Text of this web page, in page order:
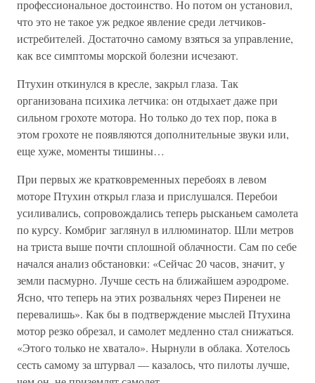
профессиональное достоинство. Но потом он установил,
что это не такое уж редкое явление среди летчиков-
истребителей. Достаточно самому взяться за управление,
как все симптомы морской болезни исчезают.
Птухин откинулся в кресле, закрыл глаза. Так
организована психика летчика: он отдыхает даже при
сильном грохоте мотора. Но только до тех пор, пока в
этом грохоте не появляются дополнительные звуки или,
еще хуже, моменты тишины…
При первых же кратковременных перебоях в левом
моторе Птухин открыл глаза и прислушался. Перебои
усиливались, сопровождались теперь рысканьем самолета
по курсу. Комбриг заглянул в иллюминатор. Шли метров
на триста выше почти сплошной облачности. Сам по себе
начался анализ обстановки: «Сейчас 20 часов, значит, у
земли пасмурно. Лучше сесть на ближайшем аэродроме.
Ясно, что теперь на этих розвальнях через Пиренеи не
перевалишь». Как бы в подтверждение мыслей Птухина
мотор резко обрезал, и самолет медленно стал снижаться.
«Этого только не хватало». Нырнули в облака. Хотелось
сесть самому за штурвал — казалось, что пилоты лучше,